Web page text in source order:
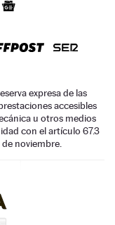
expresa de las
accesibles
u otros medios
con el artículo 67.3
noviembre.